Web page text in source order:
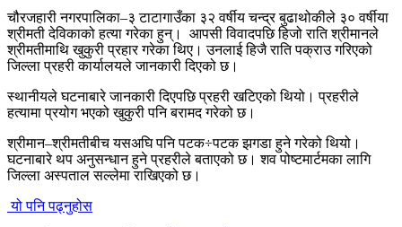
चौरजहारी नगरपालिका–३ टाटागाउँका ३२ वर्षीय चन्द्र बुढाथोकीले ३० वर्षीया
श्रीमती देविकाको हत्या गरेका हुन्। आपसी विवादपछि हिजो राति श्रीमानले
श्रीमतीमाथि खुकुरी प्रहार गरेका थिए। उनलाई हिजै राति पक्राउ गरिएको
जिल्ला प्रहरी कार्यालयले जानकारी दिएको छ।
स्थानीयले घटनाबारे जानकारी दिएपछि प्रहरी खटिएको थियो। प्रहरीले
हत्यामा प्रयोग भएको खुकुरी पनि बरामद गरेको छ।
श्रीमान–श्रीमतीबीच यसअघि पनि पटक÷पटक झगडा हुने गरेको थियो।
घटनाबारे थप अनुसन्धान हुने प्रहरीले बताएको छ। शव पोष्टमार्टमका लागि
जिल्ला अस्पताल सल्लेमा राखिएको छ।
यो पनि पढ्नुहोस